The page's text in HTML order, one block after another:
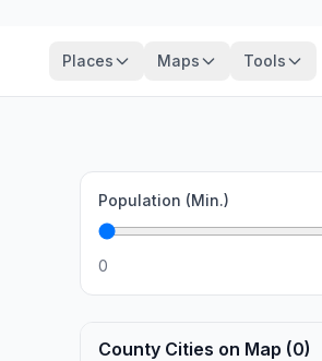
Places Maps Tools
Population (Min.)
0
County Cities on Map (0)